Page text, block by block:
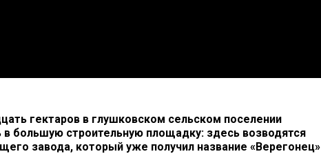
гектаров в глушковском сельском поселении
в большую строительную площадку: здесь возводятся
завода, который уже получил название «Верегонец»